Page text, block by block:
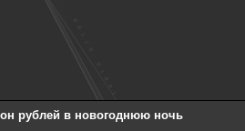
рублей в новогоднюю ночь